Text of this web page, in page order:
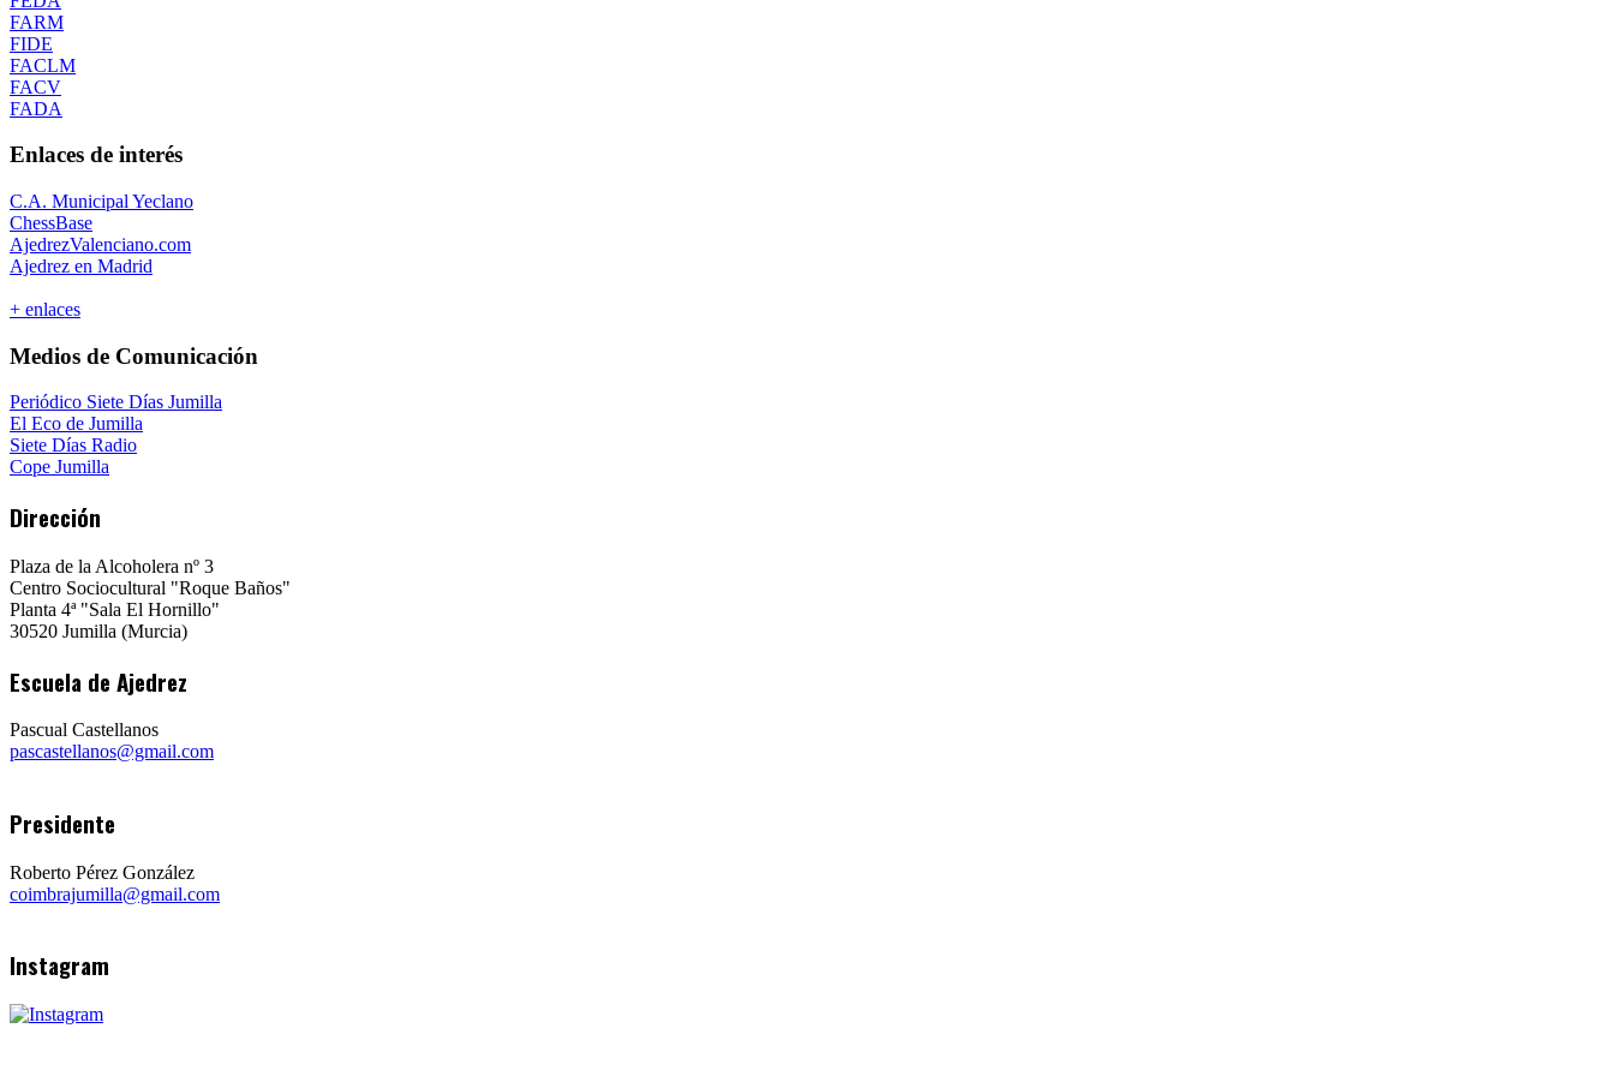
FARM
FIDE
FACLM
FACV
FADA
Enlaces de interés
C.A. Municipal Yeclano
ChessBase
AjedrezValenciano.com
Ajedrez en Madrid
+ enlaces
Medios de Comunicación
Periódico Siete Días Jumilla
El Eco de Jumilla
Siete Días Radio
Cope Jumilla
Dirección
Plaza de la Alcoholera nº 3
Centro Sociocultural "Roque Baños"
Planta 4ª "Sala El Hornillo"
30520 Jumilla (Murcia)
Escuela de Ajedrez
Pascual Castellanos
pascastellanos@gmail.com
Presidente
Roberto Pérez González
coimbrajumilla@gmail.com
Instagram